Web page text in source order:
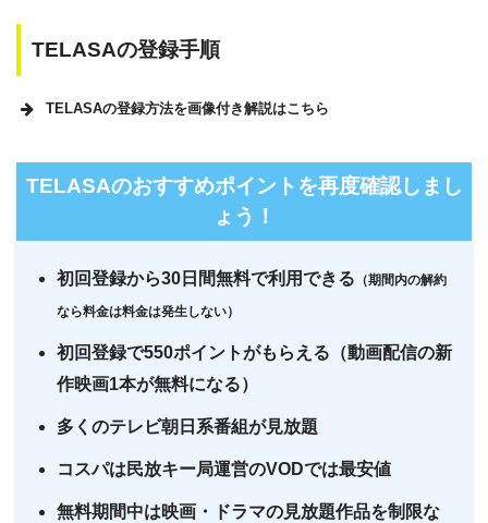
配信サイト
TELASAの登録手順
TELASAの登録方法を画像付き解説はこちら
TELASAのおすすめポイントを再度確認しまし
ょう！
初回登録から30日間無料で利用できる （期間内の解約
なら料金は料金は発生しない）
初回登録で550ポイントがもらえる（動画配信の新
作映画1本が無料になる）
多くのテレビ朝日系番組が見放題
コスパは民放キー局運営のVODでは最安値
無料期間中は映画・ドラマの見放題作品を制限な